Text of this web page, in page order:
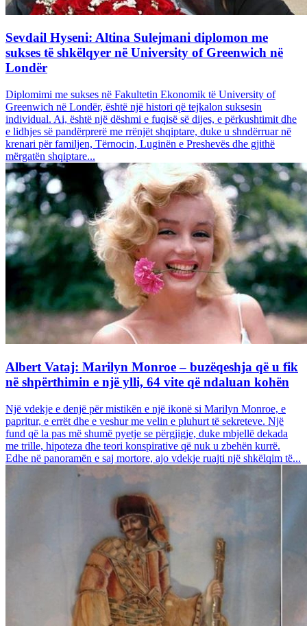
Sevdail Hyseni: Altina Sulejmani diplomon me
sukses të shkëlqyer në University of Greenwich në
Londër
Diplomimi me sukses në Fakultetin Ekonomik të University of
Greenwich në Londër, është një histori që tejkalon suksesin
individual. Ai, është një dëshmi e fuqisë së dijes, e përkushtimit dhe
e lidhjes së pandërprerë me rrënjët shqiptare, duke u shndërruar në
krenari për familjen, Tërnocin, Luginën e Preshevës dhe gjithë
mërgatën shqiptare...
Albert Vataj: Marilyn Monroe – buzëqeshja që u fik
në shpërthimin e një ylli, 64 vite që ndaluan kohën
Një vdekje e denjë për mistikën e një ikonë si Marilyn Monroe, e
papritur, e errët dhe e veshur me velin e pluhurt të sekreteve. Një
fund që la pas më shumë pyetje se përgjigje, duke mbjellë dekada
me trille, hipoteza dhe teori konspirative që nuk u zbehën kurrë.
Edhe në panoramën e saj mortore, ajo vdekje ruajti një shkëlqim të...